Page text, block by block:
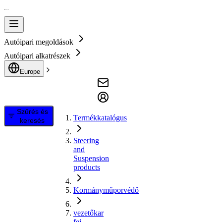
Autóipari megoldások
Autóipari alkatrészek
Europe
Szűrés és
keresés
Termékkatalógus
Steering
and
Suspension
products
Kormányműporvédő
vezetőkar